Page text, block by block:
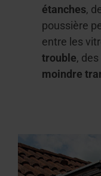
étanches,
poussière
entre les
trouble,
moindre